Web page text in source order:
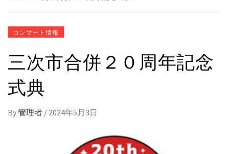
コンサート情報
三次市合併２０周年記念
式典
By管理者 / 2024年5月3日